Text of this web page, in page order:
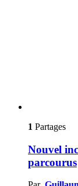
1 Partages
Nouvel
parcourus